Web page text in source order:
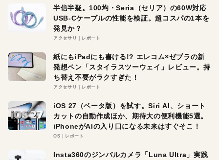
半信半疑。100均・Seria（セリア）の60W対応
USB-Cケーブルの性能を検証。超コスパの1本を
発見か？
アクセサリ レポート
紙にもiPadにも書ける!? エレコム×ゼブラの新
発想ペン「スタイラスツーウェイ」レビュー。持
ち替え不要がラクすぎた！
アクセサリ レポート
iOS 27（ベータ版）を試す。Siri AI、ショート
カットの自動作成ほか、期待大の便利機能5選。
iPhoneがAIの入り口になる未来はすぐそこ！
OS レポート
Insta360のジンバルカメラ「Luna Ultra」実践